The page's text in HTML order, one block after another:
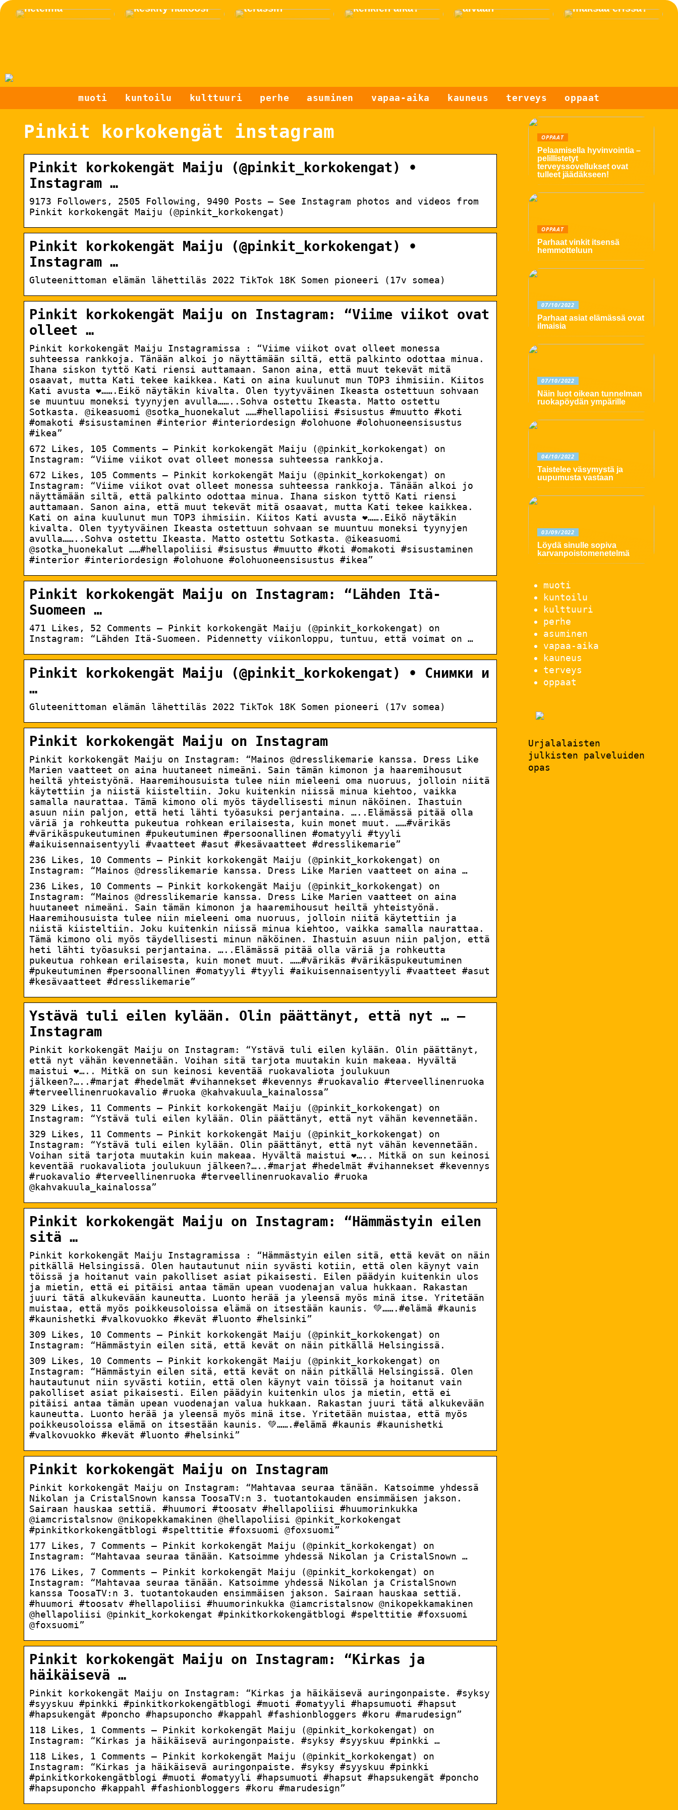
netelmä
keskity näköosi
terassin
kenkien aika?
äivään
maksaa erissä?
muoti kuntoilu kulttuuri perhe asuminen vapaa-aika kauneus terveys oppaat
Pinkit korkokengät instagram
Pinkit korkokengät Maiju (@pinkit_korkokengat) •
Instagram …
9173 Followers, 2505 Following, 9490 Posts – See Instagram photos and videos from
Pinkit korkokengät Maiju (@pinkit_korkokengat)
Pinkit korkokengät Maiju (@pinkit_korkokengat) •
Instagram …
Gluteenittoman elämän lähettiläs 2022 TikTok 18K Somen pioneeri (17v somea)
Pinkit korkokengät Maiju on Instagram: “Viime viikot ovat
olleet …
Pinkit korkokengät Maiju Instagramissa : “Viime viikot ovat olleet monessa
suhteessa rankkoja. Tänään alkoi jo näyttämään siltä, että palkinto odottaa minua.
Ihana siskon tyttö Kati riensi auttamaan. Sanon aina, että muut tekevät mitä
osaavat, mutta Kati tekee kaikkea. Kati on aina kuulunut mun TOP3 ihmisiin. Kiitos
Kati avusta ❤️…….Eikö näytäkin kivalta. Olen tyytyväinen Ikeasta ostettuun sohvaan
se muuntuu moneksi tyynyjen avulla……..Sohva ostettu Ikeasta. Matto ostettu
Sotkasta. @ikeasuomi @sotka_huonekalut ……#hellapoliisi #sisustus #muutto #koti
#omakoti #sisustaminen #interior #interiordesign #olohuone #olohuoneensisustus
#ikea”
672 Likes, 105 Comments – Pinkit korkokengät Maiju (@pinkit_korkokengat) on
Instagram: “Viime viikot ovat olleet monessa suhteessa rankkoja.
672 Likes, 105 Comments – Pinkit korkokengät Maiju (@pinkit_korkokengat) on
Instagram: “Viime viikot ovat olleet monessa suhteessa rankkoja. Tänään alkoi jo
näyttämään siltä, että palkinto odottaa minua. Ihana siskon tyttö Kati riensi
auttamaan. Sanon aina, että muut tekevät mitä osaavat, mutta Kati tekee kaikkea.
Kati on aina kuulunut mun TOP3 ihmisiin. Kiitos Kati avusta ❤️…….Eikö näytäkin
kivalta. Olen tyytyväinen Ikeasta ostettuun sohvaan se muuntuu moneksi tyynyjen
avulla……..Sohva ostettu Ikeasta. Matto ostettu Sotkasta. @ikeasuomi
@sotka_huonekalut ……#hellapoliisi #sisustus #muutto #koti #omakoti #sisustaminen
#interior #interiordesign #olohuone #olohuoneensisustus #ikea”
Pinkit korkokengät Maiju on Instagram: “Lähden Itä-
Suomeen …
471 Likes, 52 Comments – Pinkit korkokengät Maiju (@pinkit_korkokengat) on
Instagram: “Lähden Itä-Suomeen. Pidennetty viikonloppu, tuntuu, että voimat on …
Pinkit korkokengät Maiju (@pinkit_korkokengat) • Снимки и
…
Gluteenittoman elämän lähettiläs 2022 TikTok 18K Somen pioneeri (17v somea)
Pinkit korkokengät Maiju on Instagram
Pinkit korkokengät Maiju on Instagram: “Mainos @dresslikemarie kanssa. Dress Like
Marien vaatteet on aina huutaneet nimeäni. Sain tämän kimonon ja haaremihousut
heiltä yhteistyönä. Haaremihousuista tulee niin mieleeni oma nuoruus, jolloin niitä
käytettiin ja niistä kiisteltiin. Joku kuitenkin niissä minua kiehtoo, vaikka
samalla naurattaa. Tämä kimono oli myös täydellisesti minun näköinen. Ihastuin
asuun niin paljon, että heti lähti työasuksi perjantaina. …..Elämässä pitää olla
väriä ja rohkeutta pukeutua rohkean erilaisesta, kuin monet muut. ……#värikäs
#värikäspukeutuminen #pukeutuminen #persoonallinen #omatyyli #tyyli
#aikuisennaisentyyli #vaatteet #asut #kesävaatteet #dresslikemarie”
236 Likes, 10 Comments – Pinkit korkokengät Maiju (@pinkit_korkokengat) on
Instagram: “Mainos @dresslikemarie kanssa. Dress Like Marien vaatteet on aina …
236 Likes, 10 Comments – Pinkit korkokengät Maiju (@pinkit_korkokengat) on
Instagram: “Mainos @dresslikemarie kanssa. Dress Like Marien vaatteet on aina
huutaneet nimeäni. Sain tämän kimonon ja haaremihousut heiltä yhteistyönä.
Haaremihousuista tulee niin mieleeni oma nuoruus, jolloin niitä käytettiin ja
niistä kiisteltiin. Joku kuitenkin niissä minua kiehtoo, vaikka samalla naurattaa.
Tämä kimono oli myös täydellisesti minun näköinen. Ihastuin asuun niin paljon, että
heti lähti työasuksi perjantaina. …..Elämässä pitää olla väriä ja rohkeutta
pukeutua rohkean erilaisesta, kuin monet muut. ……#värikäs #värikäspukeutuminen
#pukeutuminen #persoonallinen #omatyyli #tyyli #aikuisennaisentyyli #vaatteet #asut
#kesävaatteet #dresslikemarie”
Ystävä tuli eilen kylään. Olin päättänyt, että nyt … –
Instagram
Pinkit korkokengät Maiju on Instagram: “Ystävä tuli eilen kylään. Olin päättänyt,
että nyt vähän kevennetään. Voihan sitä tarjota muutakin kuin makeaa. Hyvältä
maistui ❤️….. Mitkä on sun keinosi keventää ruokavaliota joulukuun
jälkeen?…..#marjat #hedelmät #vihannekset #kevennys #ruokavalio #terveellinenruoka
#terveellinenruokavalio #ruoka @kahvakuula_kainalossa”
329 Likes, 11 Comments – Pinkit korkokengät Maiju (@pinkit_korkokengat) on
Instagram: “Ystävä tuli eilen kylään. Olin päättänyt, että nyt vähän kevennetään.
329 Likes, 11 Comments – Pinkit korkokengät Maiju (@pinkit_korkokengat) on
Instagram: “Ystävä tuli eilen kylään. Olin päättänyt, että nyt vähän kevennetään.
Voihan sitä tarjota muutakin kuin makeaa. Hyvältä maistui ❤️….. Mitkä on sun keinosi
keventää ruokavaliota joulukuun jälkeen?…..#marjat #hedelmät #vihannekset #kevennys
#ruokavalio #terveellinenruoka #terveellinenruokavalio #ruoka
@kahvakuula_kainalossa”
Pinkit korkokengät Maiju on Instagram: “Hämmästyin eilen
sitä …
Pinkit korkokengät Maiju Instagramissa : “Hämmästyin eilen sitä, että kevät on näin
pitkällä Helsingissä. Olen hautautunut niin syvästi kotiin, että olen käynyt vain
töissä ja hoitanut vain pakolliset asiat pikaisesti. Eilen päädyin kuitenkin ulos
ja mietin, että ei pitäisi antaa tämän upean vuodenajan valua hukkaan. Rakastan
juuri tätä alkukevään kauneutta. Luonto herää ja yleensä myös minä itse. Yritetään
muistaa, että myös poikkeusoloissa elämä on itsestään kaunis. 💚…….#elämä #kaunis
#kaunishetki #valkovuokko #kevät #luonto #helsinki”
309 Likes, 10 Comments – Pinkit korkokengät Maiju (@pinkit_korkokengat) on
Instagram: “Hämmästyin eilen sitä, että kevät on näin pitkällä Helsingissä.
309 Likes, 10 Comments – Pinkit korkokengät Maiju (@pinkit_korkokengat) on
Instagram: “Hämmästyin eilen sitä, että kevät on näin pitkällä Helsingissä. Olen
hautautunut niin syvästi kotiin, että olen käynyt vain töissä ja hoitanut vain
pakolliset asiat pikaisesti. Eilen päädyin kuitenkin ulos ja mietin, että ei
pitäisi antaa tämän upean vuodenajan valua hukkaan. Rakastan juuri tätä alkukevään
kauneutta. Luonto herää ja yleensä myös minä itse. Yritetään muistaa, että myös
poikkeusoloissa elämä on itsestään kaunis. 💚…….#elämä #kaunis #kaunishetki
#valkovuokko #kevät #luonto #helsinki”
Pinkit korkokengät Maiju on Instagram
Pinkit korkokengät Maiju on Instagram: “Mahtavaa seuraa tänään. Katsoimme yhdessä
Nikolan ja CristalSnown kanssa ToosaTV:n 3. tuotantokauden ensimmäisen jakson.
Sairaan hauskaa settiä. #huumori #toosatv #hellapoliisi #huumorinkukka
@iamcristalsnow @nikopekkamakinen @hellapoliisi @pinkit_korkokengat
#pinkitkorkokengätblogi #spelttitie #foxsuomi @foxsuomi”
177 Likes, 7 Comments – Pinkit korkokengät Maiju (@pinkit_korkokengat) on
Instagram: “Mahtavaa seuraa tänään. Katsoimme yhdessä Nikolan ja CristalSnown …
176 Likes, 7 Comments – Pinkit korkokengät Maiju (@pinkit_korkokengat) on
Instagram: “Mahtavaa seuraa tänään. Katsoimme yhdessä Nikolan ja CristalSnown
kanssa ToosaTV:n 3. tuotantokauden ensimmäisen jakson. Sairaan hauskaa settiä.
#huumori #toosatv #hellapoliisi #huumorinkukka @iamcristalsnow @nikopekkamakinen
@hellapoliisi @pinkit_korkokengat #pinkitkorkokengätblogi #spelttitie #foxsuomi
@foxsuomi”
Pinkit korkokengät Maiju on Instagram: “Kirkas ja
häikäisevä …
Pinkit korkokengät Maiju on Instagram: “Kirkas ja häikäisevä auringonpaiste. #syksy
#syyskuu #pinkki #pinkitkorkokengätblogi #muoti #omatyyli #hapsumuoti #hapsut
#hapsukengät #poncho #hapsuponcho #kappahl #fashionbloggers #koru #marudesign”
118 Likes, 1 Comments – Pinkit korkokengät Maiju (@pinkit_korkokengat) on
Instagram: “Kirkas ja häikäisevä auringonpaiste. #syksy #syyskuu #pinkki …
118 Likes, 1 Comments – Pinkit korkokengät Maiju (@pinkit_korkokengat) on
Instagram: “Kirkas ja häikäisevä auringonpaiste. #syksy #syyskuu #pinkki
#pinkitkorkokengätblogi #muoti #omatyyli #hapsumuoti #hapsut #hapsukengät #poncho
#hapsuponcho #kappahl #fashionbloggers #koru #marudesign”
OPPAAT
Pelaamisella hyvinvointia –
pelillistetyt
terveyssovellukset ovat
tulleet jäädäkseen!
OPPAAT
Parhaat vinkit itsensä
hemmotteluun
07/10/2022
Parhaat asiat elämässä ovat
ilmaisia
07/10/2022
Näin luot oikean tunnelman
ruokapöydän ympärille
04/10/2022
Taistelee väsymystä ja
uupumusta vastaan
03/09/2022
Löydä sinulle sopiva
karvanpoistomenetelmä
muoti
kuntoilu
kulttuuri
perhe
asuminen
vapaa-aika
kauneus
terveys
oppaat
Urjalalaisten
julkisten palveluiden
opas